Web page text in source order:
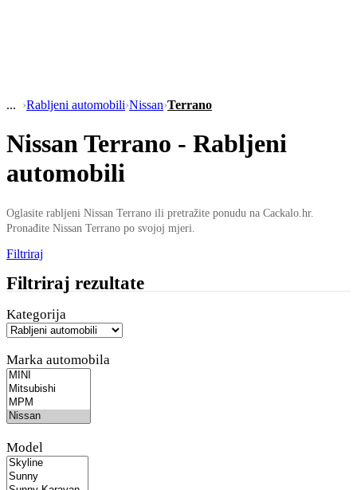
›Rabljeni automobili›Nissan›Terrano
Nissan Terrano - Rabljeni
automobili
Oglasite rabljeni Nissan Terrano ili pretražite ponudu na Cackalo.hr.
Pronađite Nissan Terrano po svojoj mjeri.
Filtriraj
Filtriraj rezultate
Kategorija
Marka automobila
Model